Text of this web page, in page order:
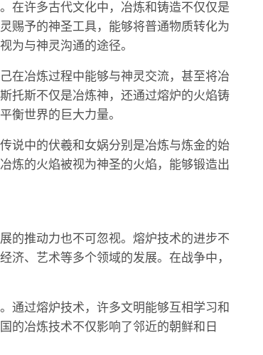
在许多古代文化中，冶炼和铸造不仅仅是
赐予的神圣工具，能够将普通物质转化为
为与神灵沟通的途径。
在冶炼过程中能够与神灵交流，甚至将冶
托斯不仅是冶炼神，还通过熔炉的火焰铸
衡世界的巨大力量。
说中的伏羲和女娲分别是冶炼与炼金的始
炼的火焰被视为神圣的火焰，能够锻造出
的推动力也不可忽视。熔炉技术的进步不
、艺术等多个领域的发展。在战争中，
通过熔炉技术，许多文明能够互相学习和
的冶炼技术不仅影响了邻近的朝鲜和日